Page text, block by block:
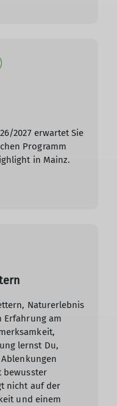
2027 erwartet Sie
Programm
in Mainz.
Naturerlebnis
Erfahrung am
lernst Du,
bewusster
nicht auf der
und einem